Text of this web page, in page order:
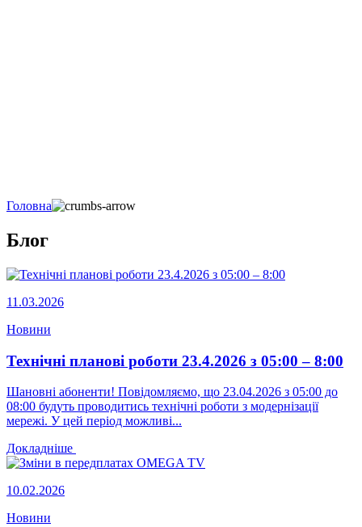
Головна
Блог
11.03.2026
Новини
Технічні планові роботи 23.4.2026 з 05:00 – 8:00
Шановні абоненти! Повідомляємо, що 23.04.2026 з 05:00 до
08:00 будуть проводитись технічні роботи з модернізації
мережі. У цей період можливі...
Докладніше
10.02.2026
Новини